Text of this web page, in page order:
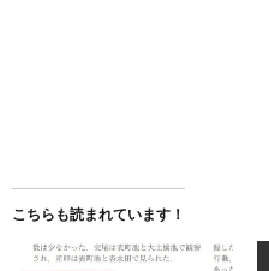
こちらも読まれています！